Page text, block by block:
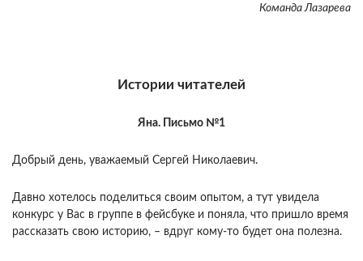
Команда Лазарева
Истории читателей
Яна. Письмо №1
Добрый день, уважаемый Сергей Николаевич.
Давно хотелось поделиться своим опытом, а тут увидела
конкурс у Вас в группе в фейсбуке и поняла, что пришло время
рассказать свою историю, – вдруг кому-то будет она полезна.